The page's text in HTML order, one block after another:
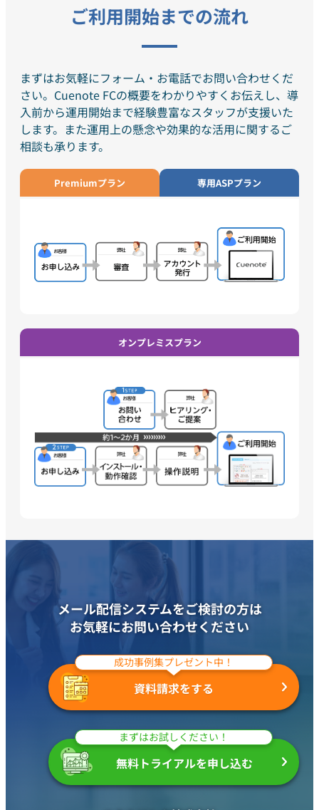
ご利用開始までの流れ
まずはお気軽にフォーム・お電話でお問い合わせくだ
さい。Cuenote FCの概要をわかりやすくお伝えし、導
入前から運用開始まで経験豊富なスタッフが支援いた
します。また運用上の懸念や効果的な活用に関するご
相談も承ります。
Premiumプラン 専用ASPプラン
オンプレミスプラン
メール配信システムをご検討の方は
お気軽にお問い合わせください
成功事例集プレゼント中！
資料請求をする
まずはお試しください！
無料トライアルを申し込む